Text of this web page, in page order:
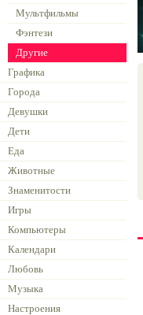
Мультфильмы
Фэнтези
Другие
Графика
Города
Девушки
Дети
Еда
Животные
Знаменитости
Игры
Компьютеры
Календари
Любовь
Музыка
Настроения